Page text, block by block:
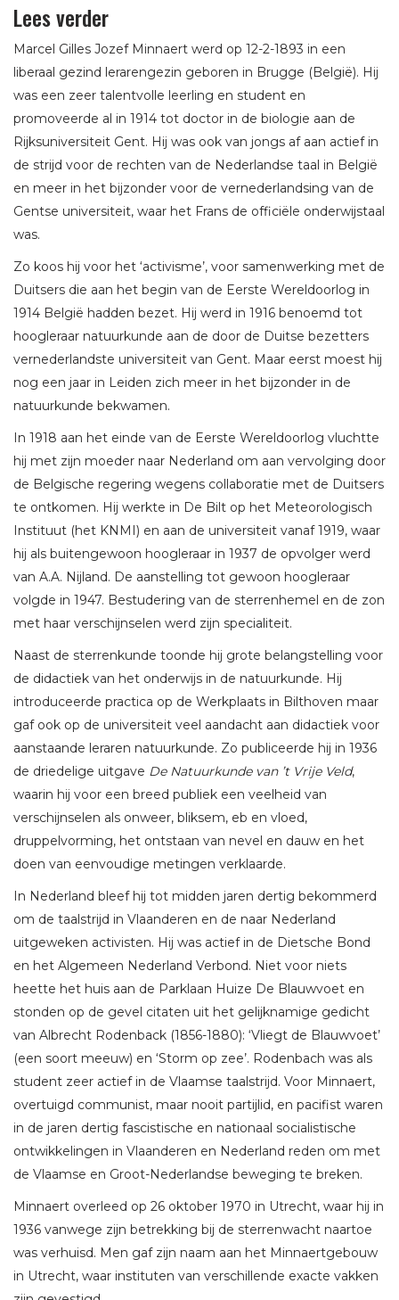
Lees verder
Marcel Gilles Jozef Minnaert werd op 12-2-1893 in een
liberaal gezind lerarengezin geboren in Brugge (België). Hij
was een zeer talentvolle leerling en student en
promoveerde al in 1914 tot doctor in de biologie aan de
Rijksuniversiteit Gent. Hij was ook van jongs af aan actief in
de strijd voor de rechten van de Nederlandse taal in België
en meer in het bijzonder voor de vernederlandsing van de
Gentse universiteit, waar het Frans de officiële onderwijstaal
was.
Zo koos hij voor het ‘activisme’, voor samenwerking met de
Duitsers die aan het begin van de Eerste Wereldoorlog in
1914 België hadden bezet. Hij werd in 1916 benoemd tot
hoogleraar natuurkunde aan de door de Duitse bezetters
vernederlandste universiteit van Gent. Maar eerst moest hij
nog een jaar in Leiden zich meer in het bijzonder in de
natuurkunde bekwamen.
In 1918 aan het einde van de Eerste Wereldoorlog vluchtte
hij met zijn moeder naar Nederland om aan vervolging door
de Belgische regering wegens collaboratie met de Duitsers
te ontkomen. Hij werkte in De Bilt op het Meteorologisch
Instituut (het KNMI) en aan de universiteit vanaf 1919, waar
hij als buitengewoon hoogleraar in 1937 de opvolger werd
van A.A. Nijland. De aanstelling tot gewoon hoogleraar
volgde in 1947. Bestudering van de sterrenhemel en de zon
met haar verschijnselen werd zijn specialiteit.
Naast de sterrenkunde toonde hij grote belangstelling voor
de didactiek van het onderwijs in de natuurkunde. Hij
introduceerde practica op de Werkplaats in Bilthoven maar
gaf ook op de universiteit veel aandacht aan didactiek voor
aanstaande leraren natuurkunde. Zo publiceerde hij in 1936
de driedelige uitgave De Natuurkunde van ’t Vrije Veld,
waarin hij voor een breed publiek een veelheid van
verschijnselen als onweer, bliksem, eb en vloed,
druppelvorming, het ontstaan van nevel en dauw en het
doen van eenvoudige metingen verklaarde.
In Nederland bleef hij tot midden jaren dertig bekommerd
om de taalstrijd in Vlaanderen en de naar Nederland
uitgeweken activisten. Hij was actief in de Dietsche Bond
en het Algemeen Nederland Verbond. Niet voor niets
heette het huis aan de Parklaan Huize De Blauwvoet en
stonden op de gevel citaten uit het gelijknamige gedicht
van Albrecht Rodenback (1856-1880): ‘Vliegt de Blauwvoet’
(een soort meeuw) en ‘Storm op zee’. Rodenbach was als
student zeer actief in de Vlaamse taalstrijd. Voor Minnaert,
overtuigd communist, maar nooit partijlid, en pacifist waren
in de jaren dertig fascistische en nationaal socialistische
ontwikkelingen in Vlaanderen en Nederland reden om met
de Vlaamse en Groot-Nederlandse beweging te breken.
Minnaert overleed op 26 oktober 1970 in Utrecht, waar hij in
1936 vanwege zijn betrekking bij de sterrenwacht naartoe
was verhuisd. Men gaf zijn naam aan het Minnaertgebouw
in Utrecht, waar instituten van verschillende exacte vakken